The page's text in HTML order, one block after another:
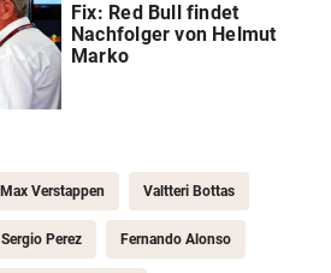
Fix: Red Bull findet
Nachfolger von Helmut
Marko
Max Verstappen Valtteri Bottas
Sergio Perez Fernando Alonso